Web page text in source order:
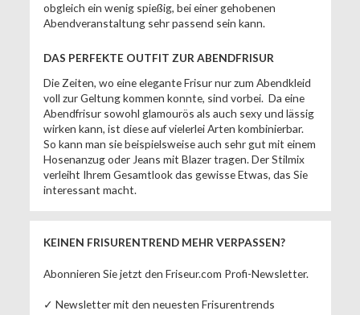
obgleich ein wenig spießig, bei einer gehobenen
Abendveranstaltung sehr passend sein kann.
DAS PERFEKTE OUTFIT ZUR ABENDFRISUR
Die Zeiten, wo eine elegante Frisur nur zum Abendkleid
voll zur Geltung kommen konnte, sind vorbei. Da eine
Abendfrisur sowohl glamourös als auch sexy und lässig
wirken kann, ist diese auf vielerlei Arten kombinierbar.
So kann man sie beispielsweise auch sehr gut mit einem
Hosenanzug oder Jeans mit Blazer tragen. Der Stilmix
verleiht Ihrem Gesamtlook das gewisse Etwas, das Sie
interessant macht.
KEINEN FRISURENTREND MEHR VERPASSEN?
Abonnieren Sie jetzt den Friseur.com Profi-Newsletter.
✓ Newsletter mit den neuesten Frisurentrends